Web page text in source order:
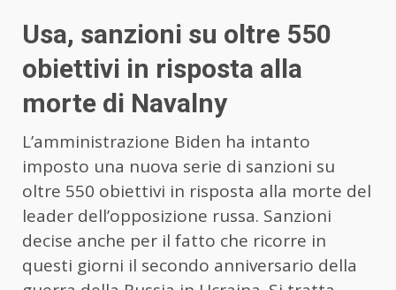
Usa, sanzioni su oltre 550
obiettivi in risposta alla
morte di Navalny
L’amministrazione Biden ha intanto
imposto una nuova serie di sanzioni su
oltre 550 obiettivi in risposta alla morte del
leader dell’opposizione russa. Sanzioni
decise anche per il fatto che ricorre in
questi giorni il secondo anniversario della